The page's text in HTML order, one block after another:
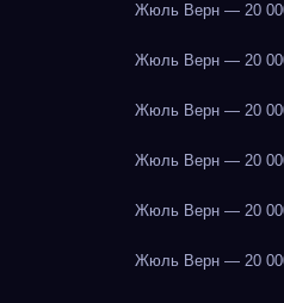
Жюль Верн — 20
Жюль Верн — 20
Жюль Верн — 20
Жюль Верн — 20
Жюль Верн — 20
Жюль Верн — 20